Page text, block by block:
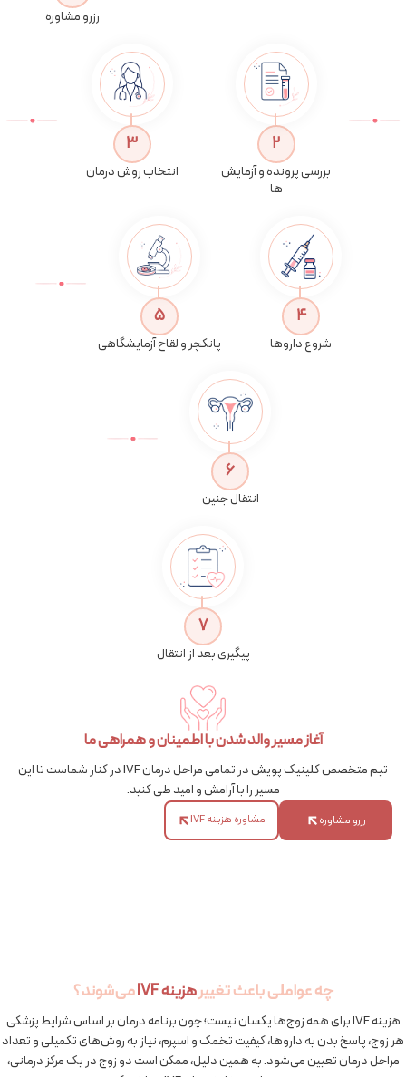
در صورت نیاز به
رزرو مشاوره
2
بررسی پرونده و آزمایش
ها
3
انتخاب روش درمان
4
شروع داروها
5
پانکچر و لقاح آزمایشگاهی
6
انتقال جنین
7
پیگیری بعد از انتقال
آغاز مسیر والد شدن با اطمینان و همراهی ما
تیم متخصص کلینیک پویش در تمامی مراحل درمان IVF در کنار شماست تا این
مسیر را با آرامش و امید طی کنید.
رزرو مشاوره مشاوره هزینه IVF
چه عواملی باعث تغییرهزینه IVF می‌شوند؟
هزینه IVF برای همه زوج‌ها یکسان نیست؛ چون برنامه درمان بر اساس شرایط پزشکی
هر زوج، پاسخ بدن به داروها، کیفیت تخمک و اسپرم، نیاز به روش‌های تکمیلی و تعداد
مراحل درمان تعیین می‌شود. به همین دلیل، ممکن است دو زوج در یک مرکز درمانی،